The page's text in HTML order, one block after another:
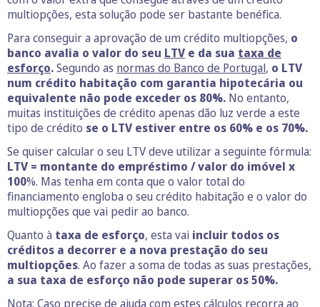
multiopções, esta solução pode ser bastante benéfica.
Para conseguir a aprovação de um crédito multiopções, o
banco avalia o valor do seu LTV e da sua taxa de
esforço.Segundo as normas do Banco de Portugal, o LTV
num crédito habitação com garantia hipotecária ou
equivalente não pode exceder os 80%. No entanto,
muitas instituições de crédito apenas dão luz verde a este
tipo de crédito se o LTV estiver entre os 60% e os 70%.
Se quiser calcular o seu LTV deve utilizar a seguinte fórmula:
LTV = montante do empréstimo / valor do imóvel x
100%. Mas tenha em conta que o valor total do
financiamento engloba o seu crédito habitação e o valor do
multiopções que vai pedir ao banco.
Quanto à taxa de esforço, esta vai incluir todos os
créditos a decorrer e a nova prestação do seu
multiopções. Ao fazer a soma de todas as suas prestações,
a sua taxa de esforço não pode superar os 50%.
Nota: Caso precise de ajuda com estes cálculos recorra ao